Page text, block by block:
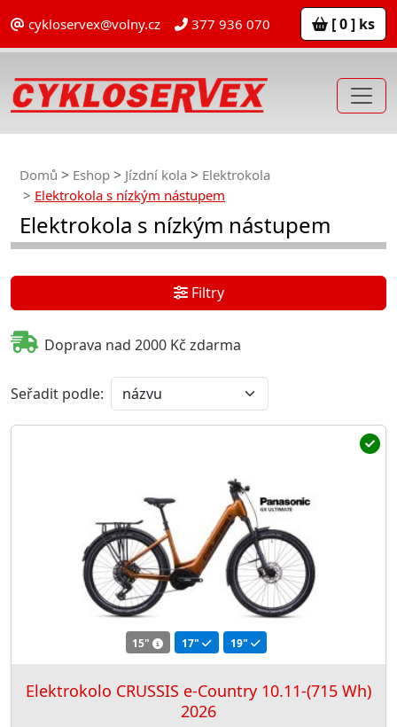
cykloservex@volny.cz 377 936 070 [ 0 ] ks
Domů Eshop Jízdní kola
Elektrokola
Elektrokola s nízkým nástupem
Elektrokola s nízkým nástupem
Filtry
Doprava nad 2000 Kč zdarma
Seřadit podle:
15" 17" 19"
Elektrokolo CRUSSIS e-Country 10.11-(715 Wh)
2026